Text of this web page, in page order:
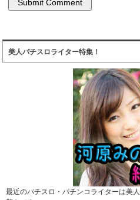
美人パチスロライター特集！
最近のパチスロ・パチンコライターは美人